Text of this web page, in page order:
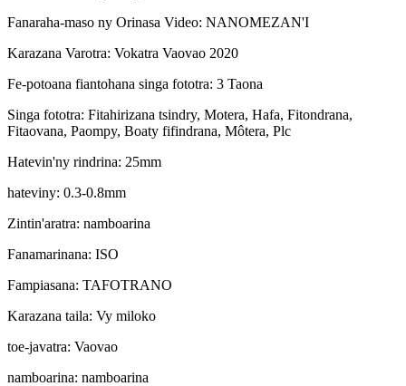
Fanaraha-maso ny Orinasa Video: NANOMEZAN'I
Karazana Varotra: Vokatra Vaovao 2020
Fe-potoana fiantohana singa fototra: 3 Taona
Singa fototra: Fitahirizana tsindry, Motera, Hafa, Fitondrana,
Fitaovana, Paompy, Boaty fifindrana, Môtera, Plc
Hatevin'ny rindrina: 25mm
hateviny: 0.3-0.8mm
Zintin'aratra: namboarina
Fanamarinana: ISO
Fampiasana: TAFOTRANO
Karazana taila: Vy miloko
toe-javatra: Vaovao
namboarina: namboarina